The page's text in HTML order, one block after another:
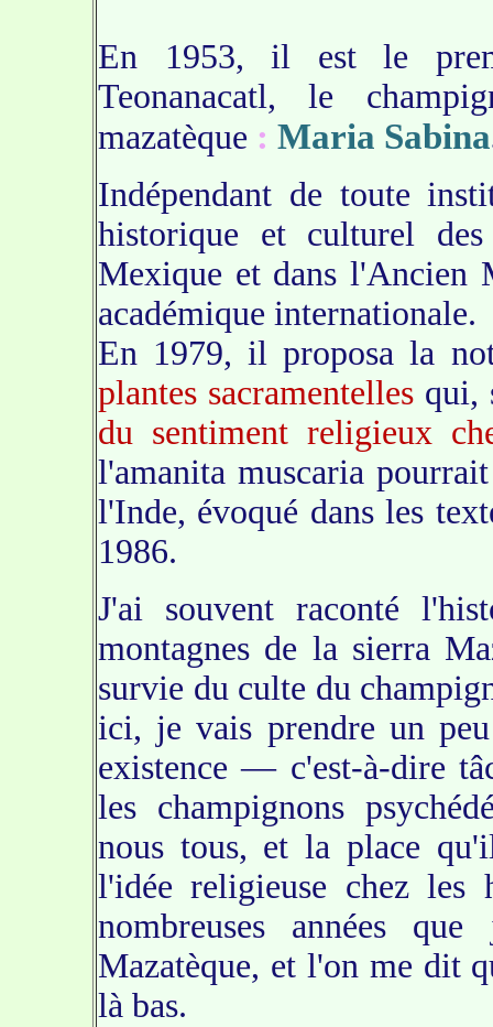
En 1953, il est le
Teonanacatl, le
mazatèque : Maria Sabina
Indépendant de toute
historique et culturel des
Mexique et dans l'Ancien
académique internationale.
En 1979, il proposa la
plantes sacramentelles qui,
du sentiment religieux
l'amanita muscaria
l'Inde, évoqué dans les
1986.
J'ai souvent raconté
montagnes de la sierra
survie du culte du
ici, je vais prendre un
existence — c'est-à-dire
les champignons
nous tous, et la place
l'idée religieuse chez
nombreuses années
Mazatèque, et l'on me dit
là bas.